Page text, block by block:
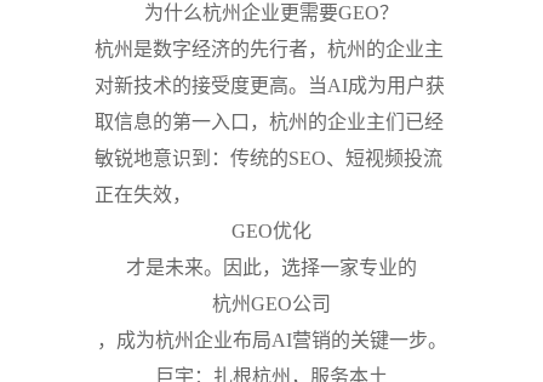
为什么杭州企业更需要GEO？
杭州是数字经济的先行者，杭州的企业主
对新技术的接受度更高。当AI成为用户获
取信息的第一入口，杭州的企业主们已经
敏锐地意识到：传统的SEO、短视频投流
正在失效，
GEO优化
才是未来。因此，选择一家专业的
杭州GEO公司
，成为杭州企业布局AI营销的关键一步。
巨宇：扎根杭州，服务本土